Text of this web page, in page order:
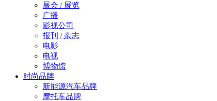
展会 / 展览
广播
影视公司
报刊 / 杂志
电影
电视
博物馆
时尚品牌
新能源汽车品牌
摩托车品牌